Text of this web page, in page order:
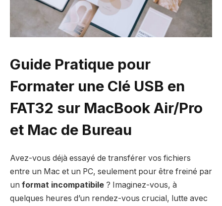
Guide Pratique pour
Formater une Clé USB en
FAT32 sur MacBook Air/Pro
et Mac de Bureau
Avez-vous déjà essayé de transférer vos fichiers
entre un Mac et un PC, seulement pour être freiné par
un format incompatibile ? Imaginez-vous, à
quelques heures d’un rendez-vous crucial, lutte avec